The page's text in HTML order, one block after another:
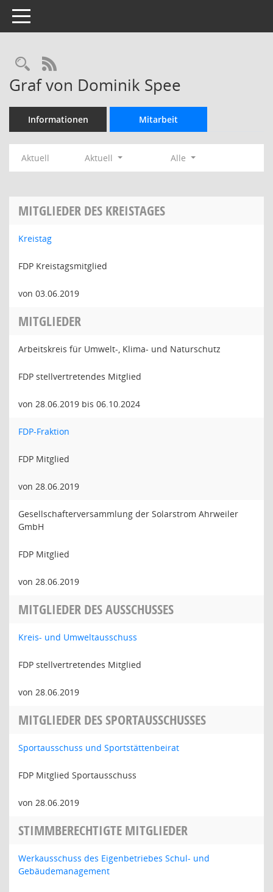
Toggle navigation
Rechercheauswahl
RSS-Feed
Graf von Dominik Spee
Informationen Mitarbeit
Aktuell Aktuell Alle
MITGLIEDER DES KREISTAGES
Kreistag
FDP Kreistagsmitglied
von 03.06.2019
MITGLIEDER
Arbeitskreis für Umwelt-, Klima- und Naturschutz
FDP stellvertretendes Mitglied
von 28.06.2019 bis 06.10.2024
FDP-Fraktion
FDP Mitglied
von 28.06.2019
Gesellschafterversammlung der Solarstrom Ahrweiler
GmbH
FDP Mitglied
von 28.06.2019
MITGLIEDER DES AUSSCHUSSES
Kreis- und Umweltausschuss
FDP stellvertretendes Mitglied
von 28.06.2019
MITGLIEDER DES SPORTAUSSCHUSSES
Sportausschuss und Sportstättenbeirat
FDP Mitglied Sportausschuss
von 28.06.2019
STIMMBERECHTIGTE MITGLIEDER
Werkausschuss des Eigenbetriebes Schul- und
Gebäudemanagement